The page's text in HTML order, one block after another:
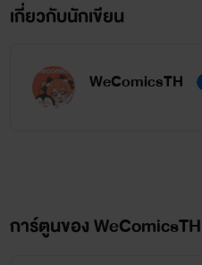
เกี่ยวกับนักเขียน
WeComicsTH
การ์ตูนของ WeComicsTH